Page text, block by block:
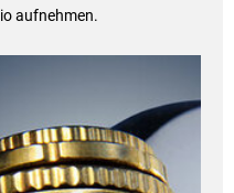
aufnehmen.